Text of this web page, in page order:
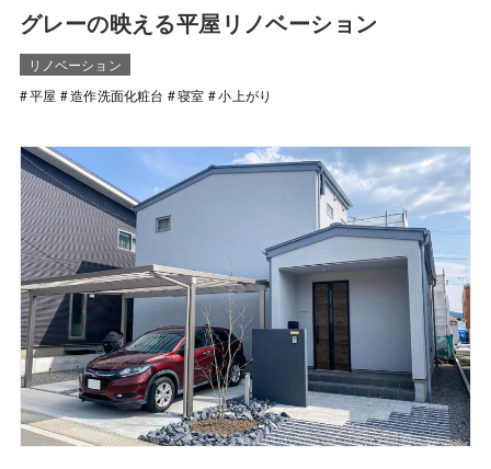
グレーの映える平屋リノベーション
リノベーション
平屋
造作洗面化粧台 寝室 小上がり